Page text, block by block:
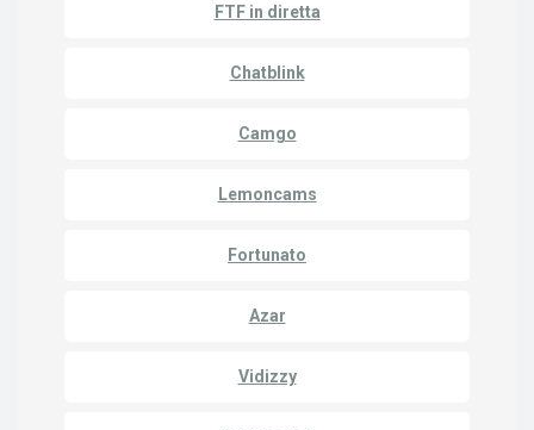
FTF in diretta
Chatblink
Camgo
Lemoncams
Fortunato
Azar
Vidizzy